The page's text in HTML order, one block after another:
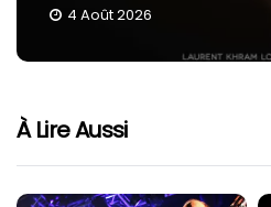
4 Août 2026
À Lire Aussi